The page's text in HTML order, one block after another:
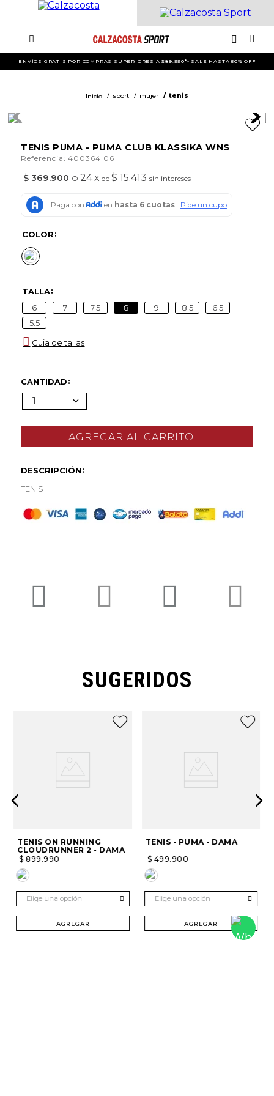
ENVÍOS GRATIS POR COMPRAS SUPERIORES A $89.990*- SALE HASTA 50% OFF
sport mujer tenis
TENIS PUMA - PUMA CLUB KLASSIKA WNS
Referencia :400364 06
$ 369.900 O 24x de$ 15.413 sin intereses
COLOR
TALLA
6 7 7.5 8 9 8.5
6.5
5.5
Guia de tallas
CANTIDAD
1
DESCRIPCIÓN
TENIS
SUGERIDOS
TENIS ON RUNNING
CLOUDRUNNER 2 - DAMA
$ 899.990
Elige una opción
AGREGAR
TENIS - PUMA - DAMA
$ 499.900
Elige una opción
AGREGAR